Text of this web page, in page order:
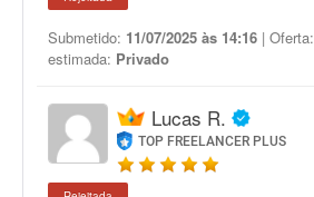
Submetido: 11/07/2025 às 14:16 | Oferta:
estimada: Privado
Lucas R.
TOP FREELANCER PLUS